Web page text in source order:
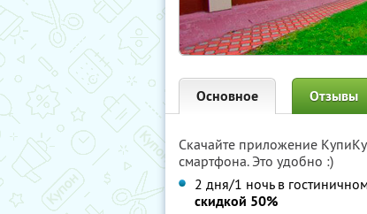
Основное Отзывы
Скачайте приложение
смартфона. Это удобно :)
2 дня/1 ночь в
скидкой 50%